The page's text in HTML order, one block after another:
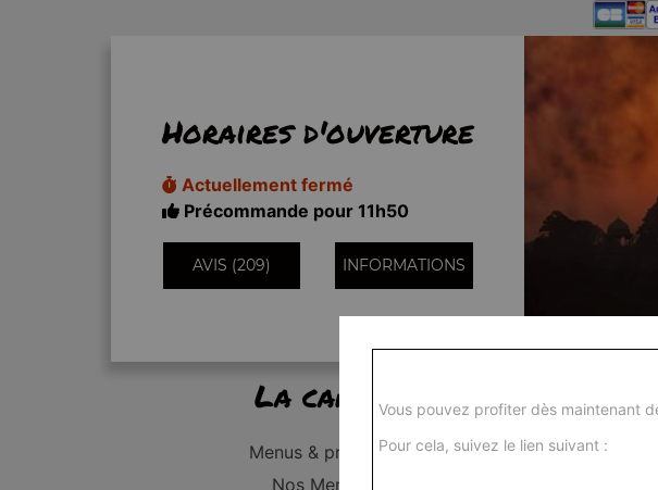
Horaires d'ouverture
Actuellement fermé
Précommande pour 11h50
AVIS (209) INFORMATIONS
La carte
Menus & promos
Nos Menus
Vous pouvez profiter dès maintenant
Pour cela, suivez le lien suivant :